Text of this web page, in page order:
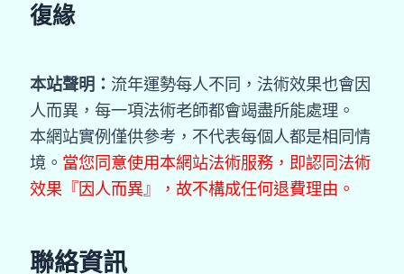
復緣
本站聲明： 流年運勢每人不同，法術效果也會因
人而異，每一項法術老師都會竭盡所能處理。
本網站實例僅供參考，不代表每個人都是相同情
境。 當您同意使用本網站法術服務，即認同法術
效果『因人而異』，故不構成任何退費理由。
聯絡資訊